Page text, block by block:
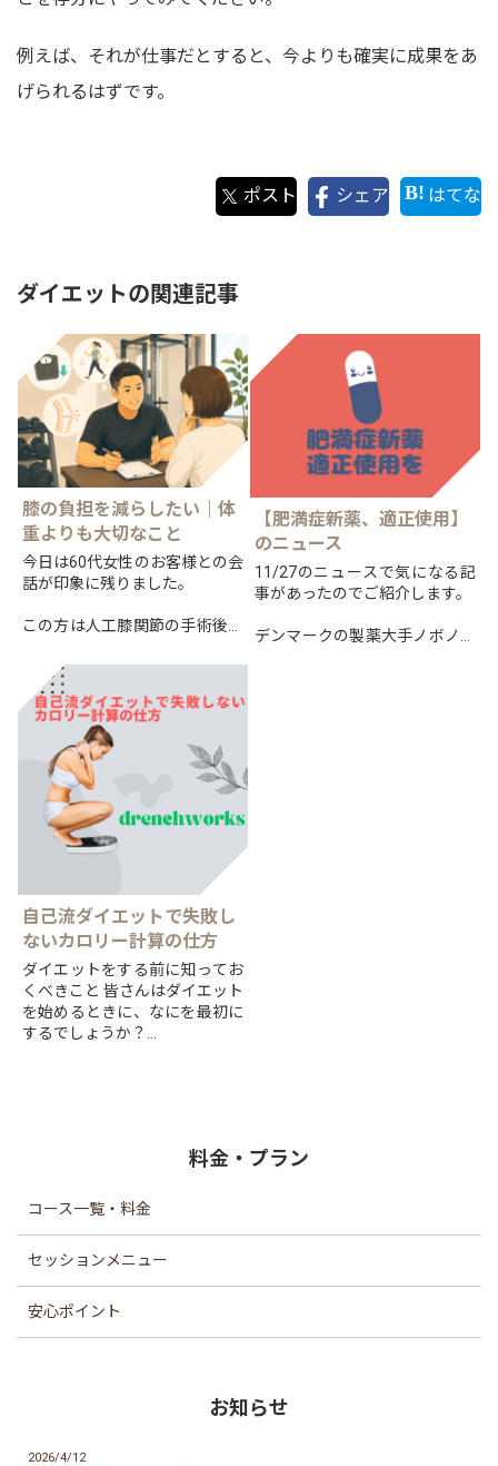
例えば、それが仕事だとすると、今よりも確実に成果をあ
げられるはずです。
ポスト シェア はてな
ダイエットの関連記事
膝の負担を減らしたい｜体
重よりも大切なこと
今日は60代女性のお客様との会
話が印象に残りました。
この方は人工膝関節の手術後、
ていましたが、現在では以前と
は比べものにならないほど動け
るようになっています。
そんな...
【肥満症新薬、適正使用】
のニュース
11/27のニュースで気になる記
事があったのでご紹介します。
デンマークの製薬大手ノボノル
自己流ダイエットで失敗し
ないカロリー計算の仕方
ダイエットをする前に知ってお
くべきこと 皆さんはダイエット
を始めるときに、なにを最初に
するでしょうか？
料金・プラン
コース一覧・料金
セッションメニュー
安心ポイント
お知らせ
2026/4/12